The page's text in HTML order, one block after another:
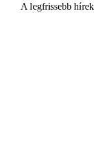
A legfrissebb